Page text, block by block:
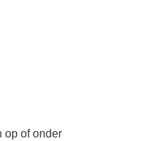
op of onder